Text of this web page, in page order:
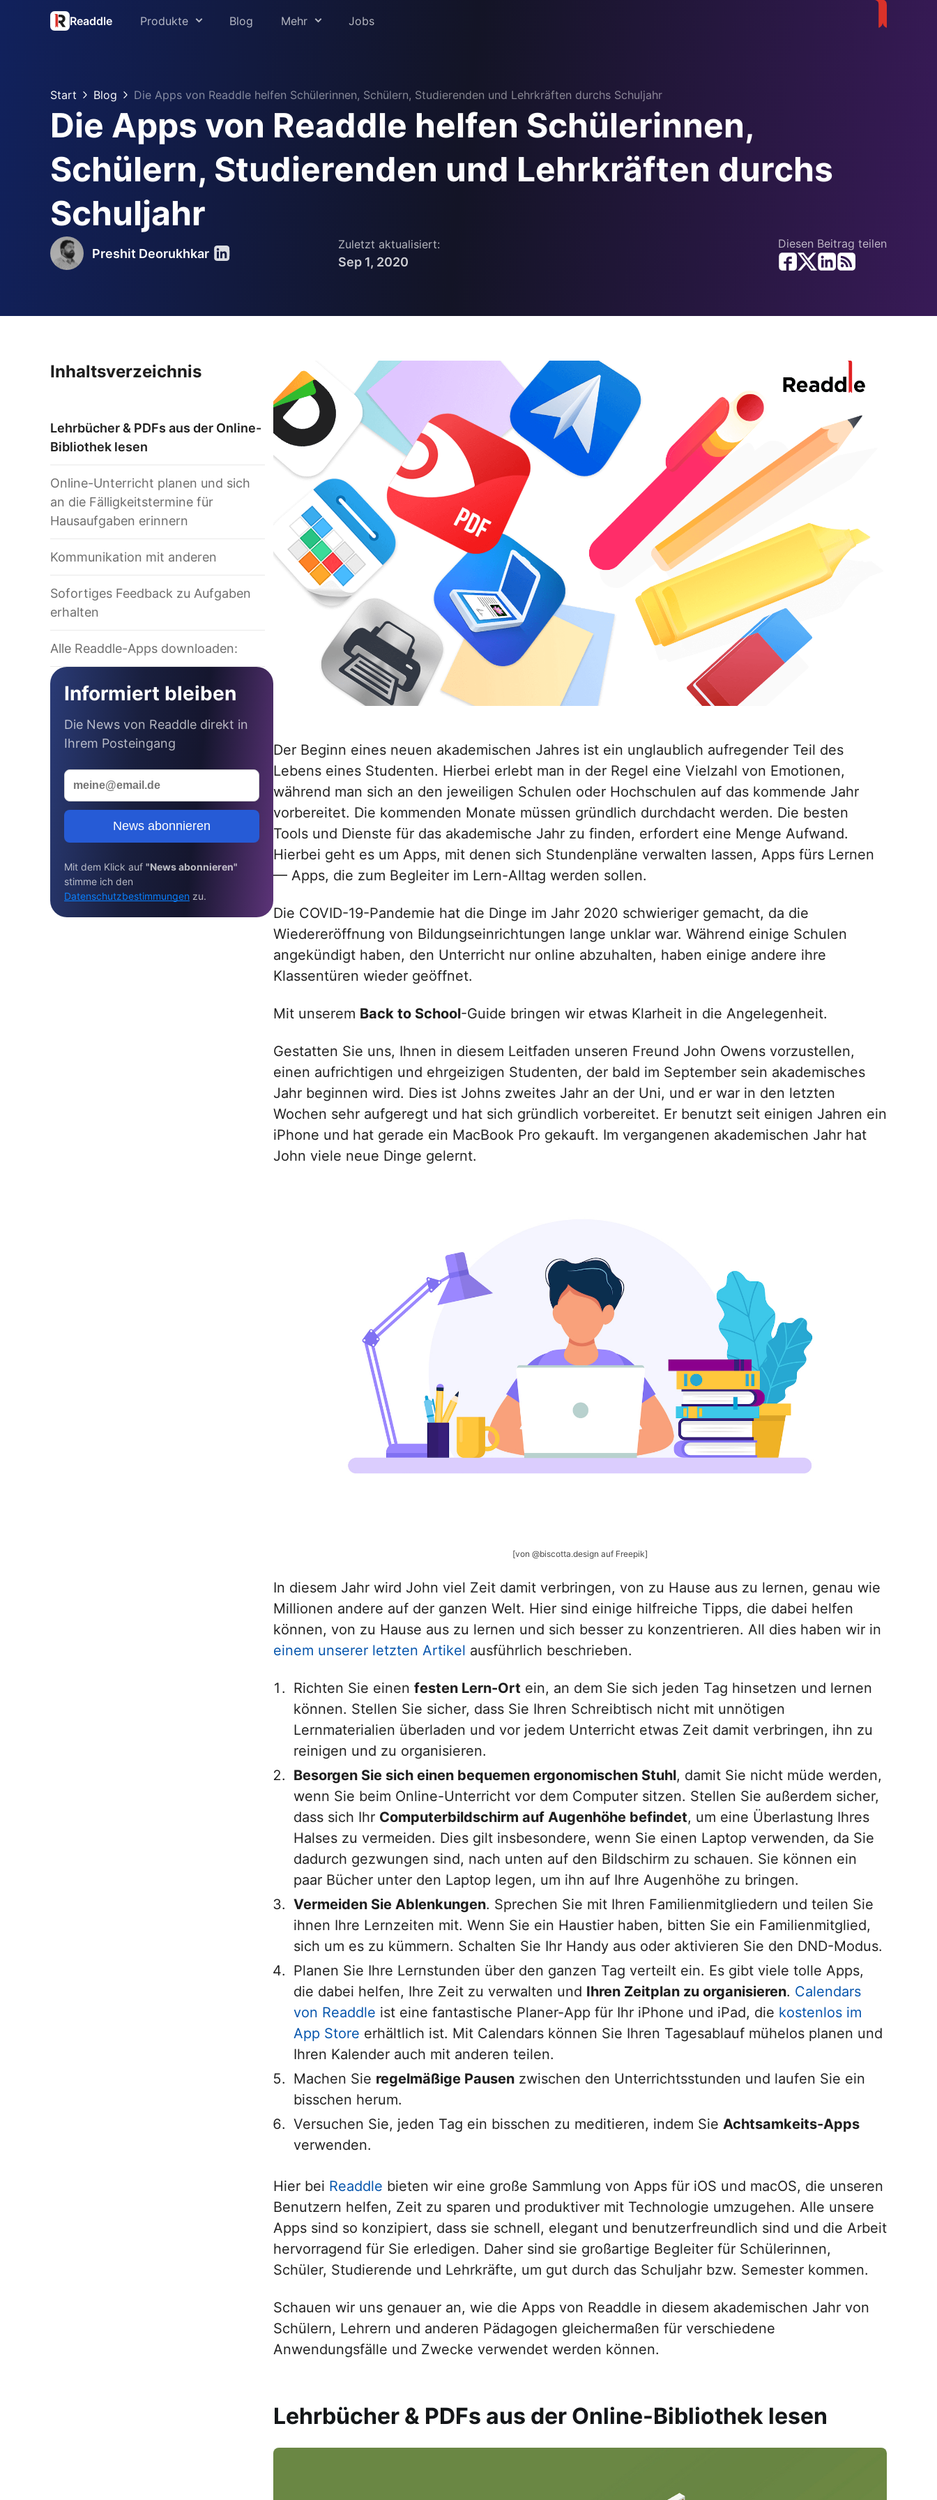
Readdle Produkte
Spark
Scanner Pro
Calendars
Fluix
Blog Mehr
Presse
Support
Readdle für Bildung
Trust Center
Jobs
Start Blog Die Apps von Readdle helfen Schülerinnen, Schülern, Studierenden und Lehrkräften durchs Schuljahr
Die Apps von Readdle helfen Schülerinnen,
Schülern, Studierenden und Lehrkräften durchs
Schuljahr
Preshit Deorukhkar
Zuletzt aktualisiert:
Sep 1, 2020
Diesen Beitrag teilen
Inhaltsverzeichnis
Lehrbücher & PDFs aus der Online-
Bibliothek lesen
Online-Unterricht planen und sich
an die Fälligkeitstermine für
Hausaufgaben erinnern
Kommunikation mit anderen
Sofortiges Feedback zu Aufgaben
erhalten
Alle Readdle-Apps downloaden:
Informiert bleiben
Die News von Readdle direkt in
Ihrem Posteingang
News abonnieren
Mit dem Klick auf "News abonnieren"
stimme ich den
Datenschutzbestimmungen zu.
Der Beginn eines neuen akademischen Jahres ist ein unglaublich aufregender Teil des
Lebens eines Studenten. Hierbei erlebt man in der Regel eine Vielzahl von Emotionen,
während man sich an den jeweiligen Schulen oder Hochschulen auf das kommende Jahr
vorbereitet. Die kommenden Monate müssen gründlich durchdacht werden. Die besten
Tools und Dienste für das akademische Jahr zu finden, erfordert eine Menge Aufwand.
Hierbei geht es um Apps, mit denen sich Stundenpläne verwalten lassen, Apps fürs Lernen
— Apps, die zum Begleiter im Lern-Alltag werden sollen.
Die COVID-19-Pandemie hat die Dinge im Jahr 2020 schwieriger gemacht, da die
Wiedereröffnung von Bildungseinrichtungen lange unklar war. Während einige Schulen
angekündigt haben, den Unterricht nur online abzuhalten, haben einige andere ihre
Klassentüren wieder geöffnet.
Mit unserem Back to School-Guide bringen wir etwas Klarheit in die Angelegenheit.
Gestatten Sie uns, Ihnen in diesem Leitfaden unseren Freund John Owens vorzustellen,
einen aufrichtigen und ehrgeizigen Studenten, der bald im September sein akademisches
Jahr beginnen wird. Dies ist Johns zweites Jahr an der Uni, und er war in den letzten
Wochen sehr aufgeregt und hat sich gründlich vorbereitet. Er benutzt seit einigen Jahren ein
iPhone und hat gerade ein MacBook Pro gekauft. Im vergangenen akademischen Jahr hat
John viele neue Dinge gelernt.
[von @biscotta.design auf Freepik]
In diesem Jahr wird John viel Zeit damit verbringen, von zu Hause aus zu lernen, genau wie
Millionen andere auf der ganzen Welt. Hier sind einige hilfreiche Tipps, die dabei helfen
können, von zu Hause aus zu lernen und sich besser zu konzentrieren. All dies haben wir in
einem unserer letzten Artikel ausführlich beschrieben.
Richten Sie einen festen Lern-Ort ein, an dem Sie sich jeden Tag hinsetzen und lernen
können. Stellen Sie sicher, dass Sie Ihren Schreibtisch nicht mit unnötigen
Lernmaterialien überladen und vor jedem Unterricht etwas Zeit damit verbringen, ihn zu
reinigen und zu organisieren.
Besorgen Sie sich einen bequemen ergonomischen Stuhl, damit Sie nicht müde werden,
wenn Sie beim Online-Unterricht vor dem Computer sitzen. Stellen Sie außerdem sicher,
dass sich Ihr Computerbildschirm auf Augenhöhe befindet, um eine Überlastung Ihres
Halses zu vermeiden. Dies gilt insbesondere, wenn Sie einen Laptop verwenden, da Sie
dadurch gezwungen sind, nach unten auf den Bildschirm zu schauen. Sie können ein
paar Bücher unter den Laptop legen, um ihn auf Ihre Augenhöhe zu bringen.
Vermeiden Sie Ablenkungen. Sprechen Sie mit Ihren Familienmitgliedern und teilen Sie
ihnen Ihre Lernzeiten mit. Wenn Sie ein Haustier haben, bitten Sie ein Familienmitglied,
sich um es zu kümmern. Schalten Sie Ihr Handy aus oder aktivieren Sie den DND-Modus.
Planen Sie Ihre Lernstunden über den ganzen Tag verteilt ein. Es gibt viele tolle Apps,
die dabei helfen, Ihre Zeit zu verwalten und Ihren Zeitplan zu organisieren. Calendars
von Readdle ist eine fantastische Planer-App für Ihr iPhone und iPad, die kostenlos im
App Store erhältlich ist. Mit Calendars können Sie Ihren Tagesablauf mühelos planen und
Ihren Kalender auch mit anderen teilen.
Machen Sie regelmäßige Pausen zwischen den Unterrichtsstunden und laufen Sie ein
bisschen herum.
Versuchen Sie, jeden Tag ein bisschen zu meditieren, indem Sie Achtsamkeits-Apps
verwenden.
Hier bei Readdle bieten wir eine große Sammlung von Apps für iOS und macOS, die unseren
Benutzern helfen, Zeit zu sparen und produktiver mit Technologie umzugehen. Alle unsere
Apps sind so konzipiert, dass sie schnell, elegant und benutzerfreundlich sind und die Arbeit
hervorragend für Sie erledigen. Daher sind sie großartige Begleiter für Schülerinnen,
Schüler, Studierende und Lehrkräfte, um gut durch das Schuljahr bzw. Semester kommen.
Schauen wir uns genauer an, wie die Apps von Readdle in diesem akademischen Jahr von
Schülern, Lehrern und anderen Pädagogen gleichermaßen für verschiedene
Anwendungsfälle und Zwecke verwendet werden können.
Lehrbücher & PDFs aus der Online-Bibliothek lesen